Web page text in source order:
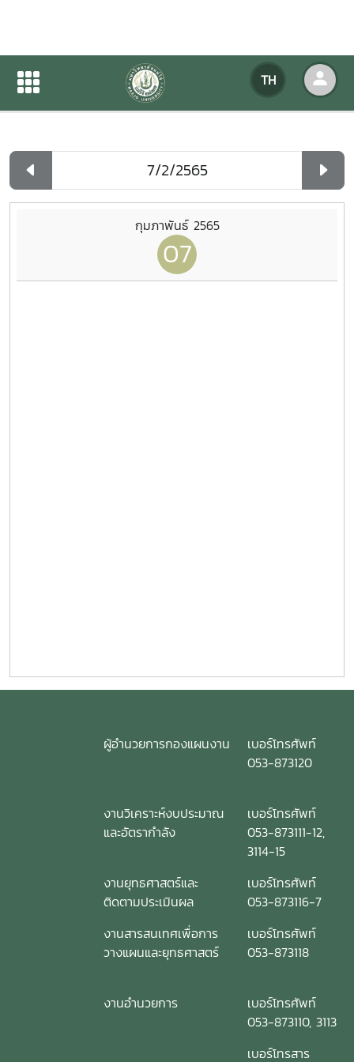
TH
ปฏิทินกิจกรรมของหน่วยงาน
ปฏิทินกิจกรรมของหน่วยงาน
กุมภาพันธ์ 2565
07
ผู้อำนวยการกองแผนงาน
เบอร์โทรศัพท์
053-873120
งานวิเคราะห์งบประมาณ
และอัตรากำลัง
เบอร์โทรศัพท์
053-873111-12,
3114-15
งานยุทธศาสตร์และ
ติดตามประเมินผล
เบอร์โทรศัพท์
053-873116-7
งานสารสนเทศเพื่อการ
วางแผนและยุทธศาสตร์
เบอร์โทรศัพท์
053-873118
งานอำนวยการ
เบอร์โทรศัพท์
053-873110, 3113
เบอร์โทรสาร